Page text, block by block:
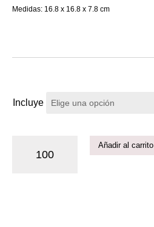
Medidas: 16.8 x 16.8 x 7.8 cm
Incluye
Añadir al carrito